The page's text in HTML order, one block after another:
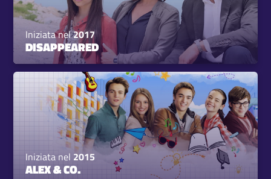
Iniziata nel2017
DISAPPEARED
Iniziata nel 2015
ALEX & CO.